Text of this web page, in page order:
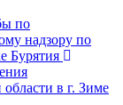
по
надзору по
Бурятия
в г. Зиме